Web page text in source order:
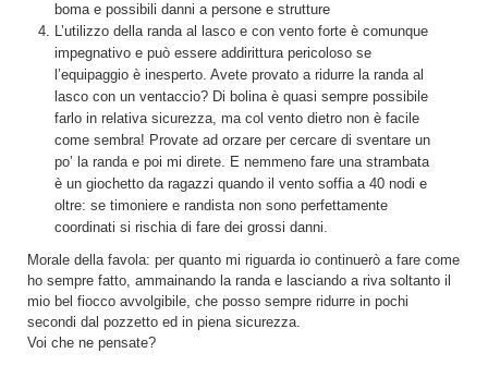
boma e possibili danni a persone e strutture
L’utilizzo della randa al lasco e con vento forte è comunque
impegnativo e può essere addirittura pericoloso se
l’equipaggio è inesperto. Avete provato a ridurre la randa al
lasco con un ventaccio? Di bolina è quasi sempre possibile
farlo in relativa sicurezza, ma col vento dietro non è facile
come sembra! Provate ad orzare per cercare di sventare un
po’ la randa e poi mi direte. E nemmeno fare una strambata
è un giochetto da ragazzi quando il vento soffia a 40 nodi e
oltre: se timoniere e randista non sono perfettamente
coordinati si rischia di fare dei grossi danni.
Morale della favola: per quanto mi riguarda io continuerò a fare come
ho sempre fatto, ammainando la randa e lasciando a riva soltanto il
mio bel fiocco avvolgibile, che posso sempre ridurre in pochi
secondi dal pozzetto ed in piena sicurezza.
Voi che ne pensate?